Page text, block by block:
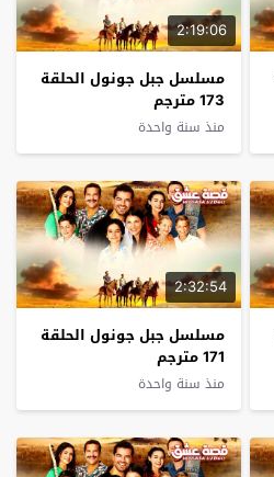
2:19:06
مسلسل جبل جونول الحلقة
173 مترجم
منذ سنة واحدة
2:32:54
مسلسل جبل جونول الحلقة
171 مترجم
منذ سنة واحدة